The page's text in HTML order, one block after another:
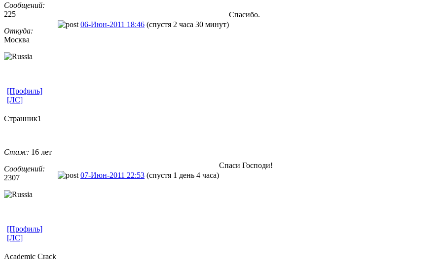
Сообщений:
225
Откуда:
Москва
06-Июн-2011 18:46 (спустя 2 часа 30 минут)
Спасибо.
[Профиль]
[ЛС]
Странник1
Стаж: 16 лет
Сообщений:
2307
07-Июн-2011 22:53 (спустя 1 день 4 часа)
Спаси Господи!
[Профиль]
[ЛС]
Academic Crack